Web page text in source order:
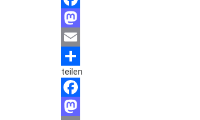
Facebook
Mastodon
Email
Teilen
teilen
Facebook